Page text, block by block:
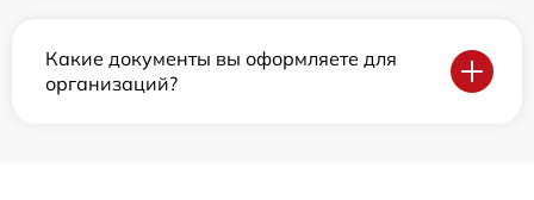
Какие документы вы оформляете для
организаций?